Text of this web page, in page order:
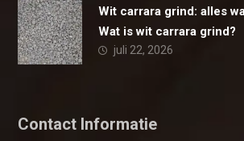
Wit carrara grind: alles
Wat is wit carrara grind?
juli 22, 2026
Contact Informatie